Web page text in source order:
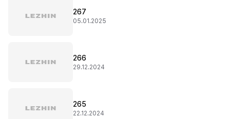
267
05.01.2025
266
29.12.2024
265
22.12.2024